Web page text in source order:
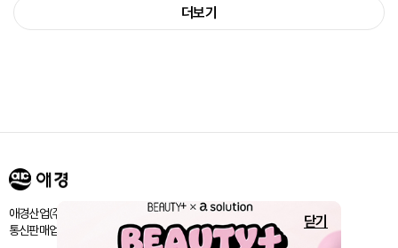
더보기
닫기
애경산업㈜ 서울시 마포구 양화로 188 / 고객센터:080-024-1357
통신판매업신고번호 : 제 2018-서울마포-1843호